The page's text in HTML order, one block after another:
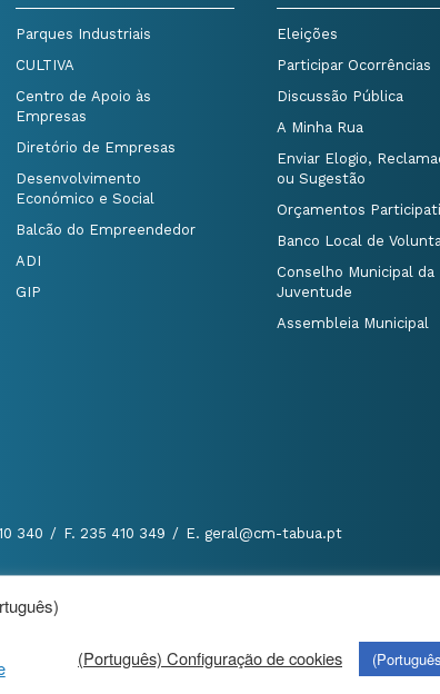
Parques Industriais
CULTIVA
Centro de Apoio às
Empresas
Diretório de Empresas
Desenvolvimento
Económico e Social
Balcão do Empreendedor
ADI
GIP
Eleições
Participar Ocorrências
Discussão Pública
A Minha Rua
Enviar Elogio,
ou Sugestão
Orçamentos
Banco Local de
Conselho Municipal da
Juventude
Assembleia Municipal
340 / F. 235 410 349 / E. geral@cm-tabua.pt
(Português) Configuração de cookies